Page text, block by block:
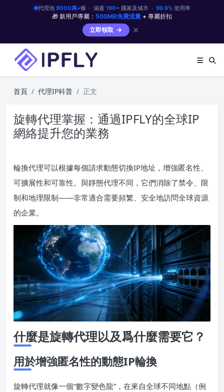
代理池 9000萬+條 · 涵蓋 190+國家及城市 · 99.9%使用率
🎁 新用戶專屬： 500MB免費流量 + 專屬折扣
立即領取
✕
首頁 代理IP科普 正文
旋轉代理掌握：通過IPFLY的全球IP
網絡提升您的業務
輪換代理可以根據每個請求動態切換IP地址，增強匿名性、
可擴展性和可靠性。與靜態代理不同，它們消除了禁令、限
制和地理限制——非常適合需要頻繁、安全地訪問全球資源
的企業。
什麼是旋轉代理以及爲什麼需要它？
用於增強匿名性的動態IP輪換
旋轉代理就像一個“數字變色龍”，在來自全球不同地點（例